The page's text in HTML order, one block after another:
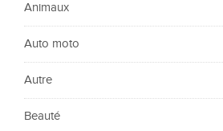
Animaux
Auto moto
Autre
Beauté